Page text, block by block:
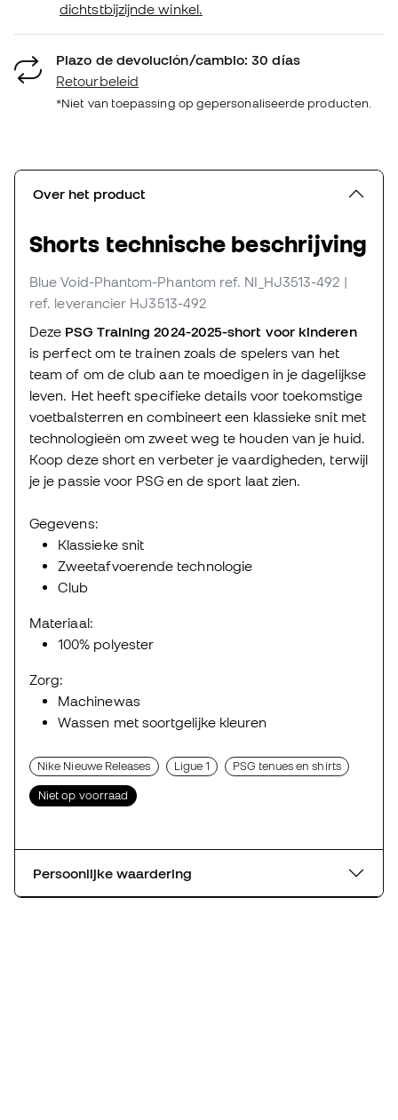
dichtstbijzijnde winkel.
Plazo de devolución/cambio: 30 días
Retourbeleid
*Niet van toepassing op gepersonaliseerde producten.
Over het product
Shorts technische beschrijving
Blue Void-Phantom-Phantom ref. NI_HJ3513-492 |
ref. leverancier HJ3513-492
Deze PSG Training 2024-2025-short voor kinderen
is perfect om te trainen zoals de spelers van het
team of om de club aan te moedigen in je dagelijkse
leven. Het heeft specifieke details voor toekomstige
voetbalsterren en combineert een klassieke snit met
technologieën om zweet weg te houden van je huid.
Koop deze short en verbeter je vaardigheden, terwijl
je je passie voor PSG en de sport laat zien.
Gegevens:
Klassieke snit
Zweetafvoerende technologie
Club
Materiaal:
100% polyester
Zorg:
Machinewas
Wassen met soortgelijke kleuren
Nike Nieuwe Releases Ligue 1 PSG tenues en shirts
Niet op voorraad
Persoonlijke waardering